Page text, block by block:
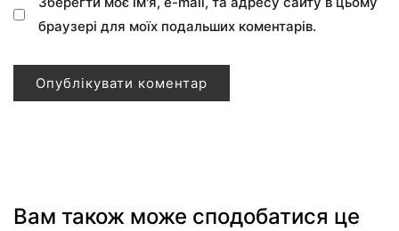
браузері для моїх подальших коментарів.
Вам також може сподобатися це